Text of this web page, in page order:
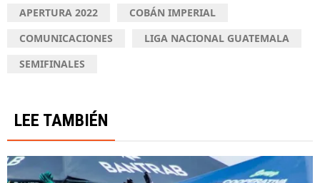
APERTURA 2022
COBÁN IMPERIAL
COMUNICACIONES
LIGA NACIONAL GUATEMALA
SEMIFINALES
LEE TAMBIÉN